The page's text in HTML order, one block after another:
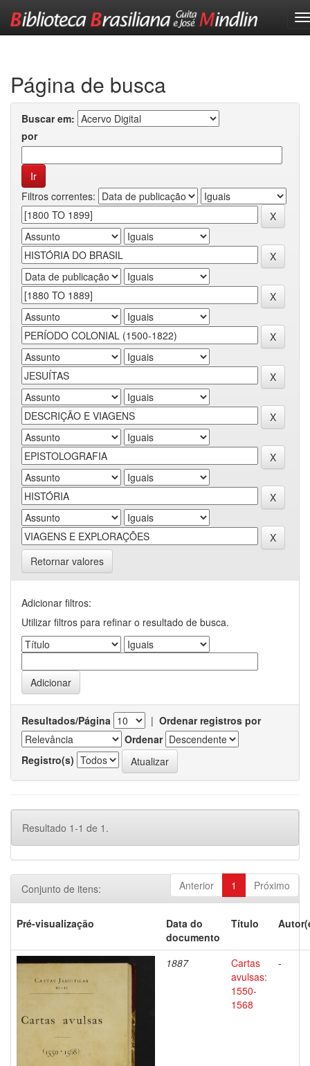
Página de busca
Buscar em:
por
Filtros correntes:
Retornar valores
Adicionar filtros:
Utilizar filtros para refinar o resultado de busca.
Resultados/Página | Ordenar registros por
Ordenar
Registro(s)
Resultado 1-1 de 1.
Anterior 1 Próximo
Conjunto de itens:
Pré-visualização
Data do
documento
Título
1887
Cartas
avulsas:
1550-
1568
-